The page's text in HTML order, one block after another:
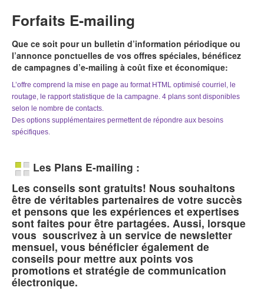
Forfaits E-mailing
Que ce soit pour un bulletin d’information périodique ou
l’annonce ponctuelles de vos offres spéciales, bénéficez
de campagnes d’e-mailing à coût fixe et économique:
L’offre comprend la mise en page au format HTML optimisé courriel, le
routage, le rapport statistique de la campagne. 4 plans sont disponibles
selon le nombre de contacts.
Des options supplémentaires permettent de répondre aux besoins
spécifiques.
Les Plans E-mailing :
Les conseils sont gratuits! Nous souhaitons
être de véritables partenaires de votre succès
et pensons que les expériences et expertises
sont faites pour être partagées. Aussi, lorsque
vous souscrivez à un service de newsletter
mensuel, vous bénéficier également de
conseils pour mettre aux points vos
promotions et stratégie de communication
électronique.